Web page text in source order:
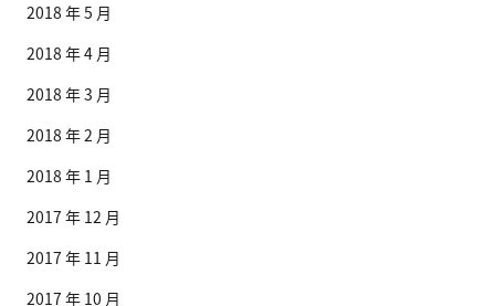
2018 年 5 月
2018 年 4 月
2018 年 3 月
2018 年 2 月
2018 年 1 月
2017 年 12 月
2017 年 11 月
2017 年 10 月